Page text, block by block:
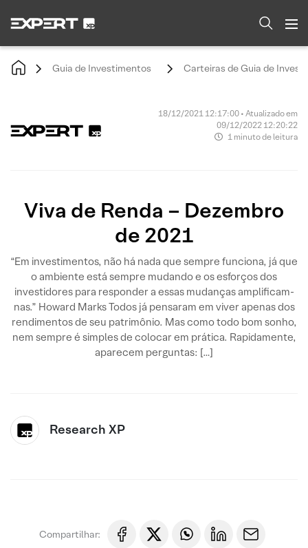
Guia de Investimentos Carteiras de Guia de
18/12/2021 12:17:00 • Atualizado em
09/12/2022 12:20:22
1 minuto de leitura
Viva de Renda – Dezembro
de 2021
“Em investimentos, não há nada que sempre funciona, já que
o ambiente está sempre mudando e os esforços dos
investidores para responder a essas mudanças amplificam-
nas.” Howard Marks Todos já pensaram em viver apenas dos
rendimentos de seu patrimônio. Mas como todo bom sonho,
nem sempre é simples de colocar em prática. Rapidamente,
aparecem perguntas: […]
Research XP
Compartilhar: